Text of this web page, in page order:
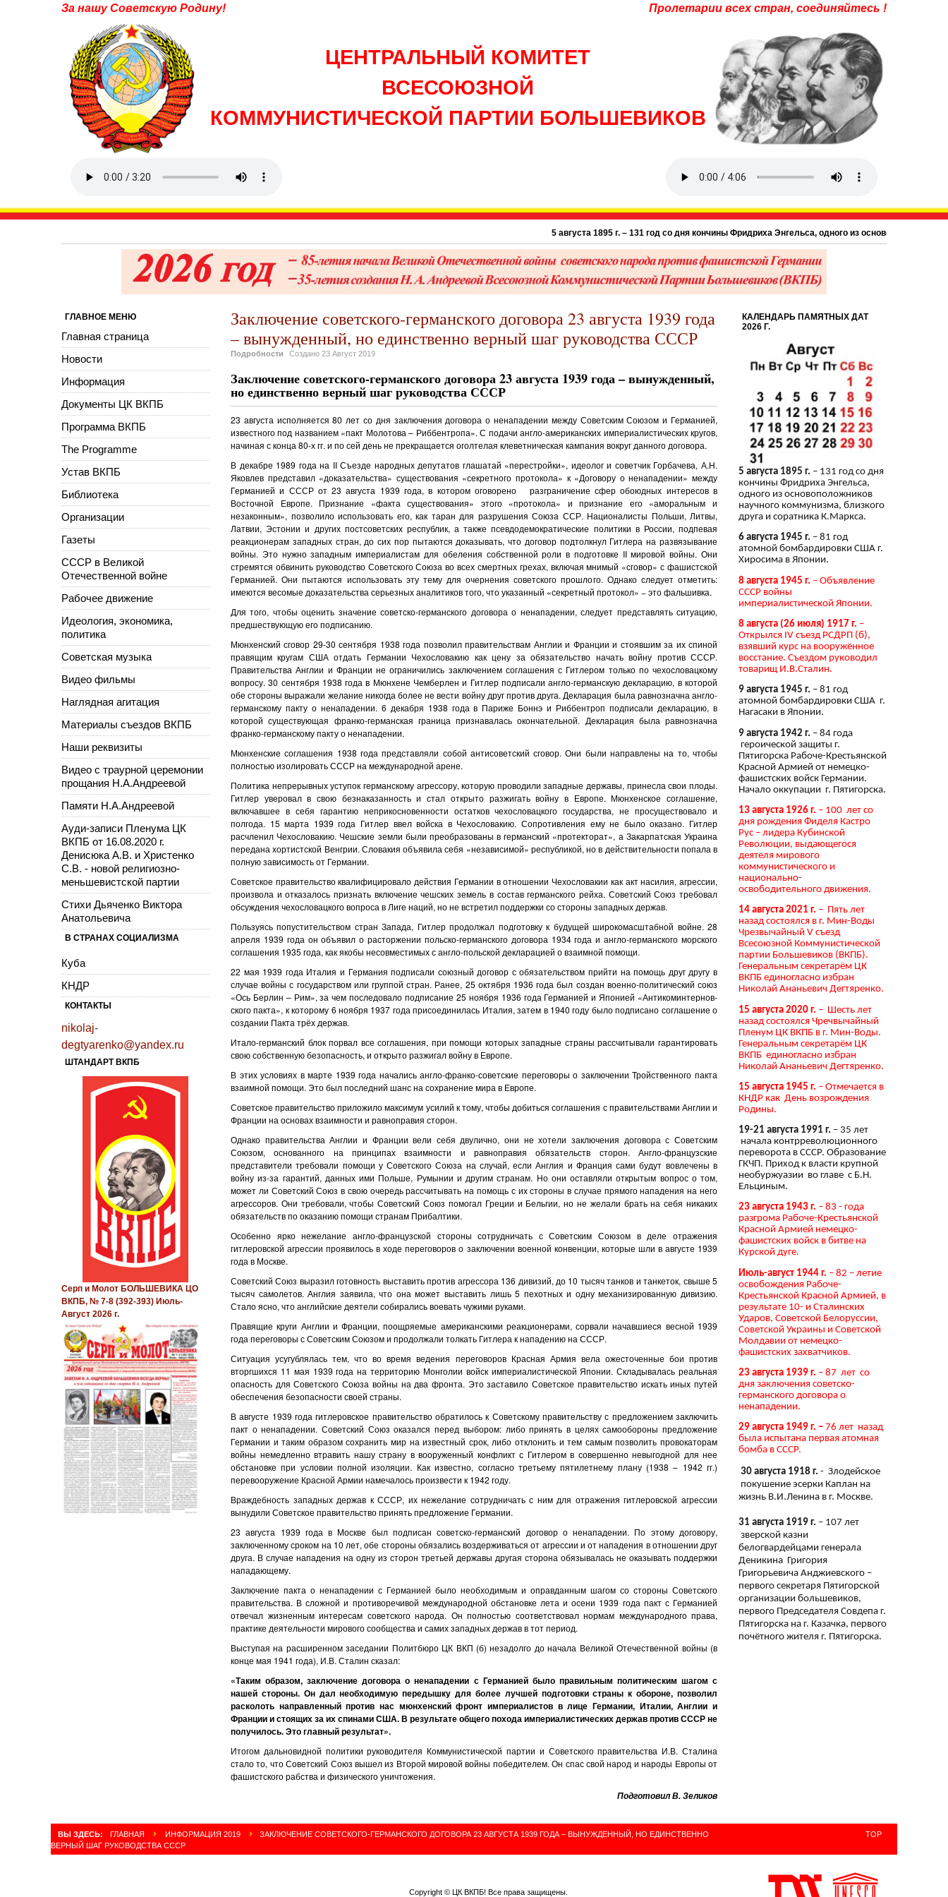
За нашу Советскую Родину! Пролетарии всех стран, соединяйтесь !
ЦЕНТРАЛЬНЫЙ КОМИТЕТ
ВСЕСОЮЗНОЙ
КОММУНИСТИЧЕСКОЙ ПАРТИИ БОЛЬШЕВИКОВ
5 августа 1895 г. – 131 год со дня кончины Фридриха Энгельса, одного из основоположников
Заключение советского-германского договора 23 августа 1939 года
– вынужденный, но единственно верный шаг руководства СССР
Подробности Создано 23 Август 2019
Заключение советского-германского договора 23 августа 1939 года – вынужденный,
но единственно верный шаг руководства СССР
23 августа исполняется 80 лет со дня заключения договора о ненападении между Советским Союзом и Германией,
известного под названием «пакт Молотова – Риббентропа». С подачи англо-американских империалистических кругов,
начиная с конца 80-х гг. и по сей день не прекращается оголтелая клеветническая кампания вокруг данного договора.
В декабре 1989 года на II Съезде народных депутатов глашатай «перестройки», идеолог и советчик Горбачева, А.Н.
Яковлев представил «доказательства» существования «секретного протокола» к «Договору о ненападении» между
Германией и СССР от 23 августа 1939 года, в котором оговорено разграничение сфер обоюдных интересов в
Восточной Европе. Признание «факта существования» этого «протокола» и признание его «аморальным и
незаконным», позволило использовать его, как таран для разрушения Союза ССР. Националисты Польши, Литвы,
Латвии, Эстонии и других постсоветских республик, а также псевдодемократические политики в России, подпевая
реакционерам западных стран, до сих пор пытаются доказывать, что договор подтолкнул Гитлера на развязывание
войны. Это нужно западным империалистам для обеления собственной роли в подготовке II мировой войны. Они
стремятся обвинить руководство Советского Союза во всех смертных грехах, включая мнимый «сговор» с фашистской
Германией. Они пытаются использовать эту тему для очернения советского прошлого. Однако следует отметить:
имеются весомые доказательства серьезных аналитиков того, что указанный «секретный протокол» − это фальшивка.
Для того, чтобы оценить значение советско-германского договора о ненападении, следует представлять ситуацию,
предшествующую его подписанию.
Мюнхенский сго­вор 29-30 сентября 1938 года позволил правительствам Англии и Франции и стоявшим за их спиной
правящим кругам США отдать Германии Чехословакию как цену за обязательство начать войну против СССР.
Правительства Англии и Франции не ограничились заключением соглашения с Гитлером только по чехословацкому
вопросу. 30 сентября 1938 года в Мюнхене Чемберлен и Гитлер подписали англо-германскую декларацию, в которой
обе стороны выражали желание никогда более не вести войну друг против друга. Декларация была равнозначна англо-
германскому пакту о ненападении. 6 декабря 1938 года в Париже Боннэ и Риббентроп подписали декларацию, в
которой существующая франко-германская граница признавалась окончательной. Декларация была равнозначна
франко-германскому пакту о ненападении.
Мюнхенские соглашения 1938 года представляли собой антисоветский сговор. Они были направлены на то, чтобы
полностью изолировать СССР на международной арене.
Политика непрерывных уступок германскому агрессору, которую проводили западные державы, принесла свои плоды.
Гитлер уверовал в свою безнаказанность и стал открыто разжигать войну в Европе. Мюнхенское соглашение,
включавшее в себя гарантию неприкосновенности остатков чехословацкого государства, не просуществовало и
полгода. 15 марта 1939 года Гитлер ввел войска в Чехословакию. Сопротивления ему не было оказано. Гитлер
расчленил Чехословакию. Чешские земли были преобразованы в германский «протекторат», а Закарпатская Украина
передана хортистской Венгрии. Словакия объявила себя «независимой» республикой, но в действительности попала в
полную зависимость от Германии.
Советское правительство квалифицировало действия Германии в отношении Чехословакии как акт насилия, агрессии,
произвола и отказалось признать включение чешских земель в состав германского рейха. Советский Союз требовал
обсуждения чехословацкого вопроса в Лиге наций, но не встретил поддержки со стороны западных держав.
Пользуясь попустительством стран Запада, Гитлер продолжал подготовку к будущей широкомасштабной войне. 28
апреля 1939 года он объявил о расторжении польско-германского договора 1934 года и англо-германского морского
соглашения 1935 года, как якобы несовместимых с англо-польской декларацией о взаимной помощи.
22 мая 1939 года Италия и Германия подписали союзный договор с обязательством прийти на помощь друг другу в
случае войны с государством или группой стран. Ранее, 25 октября 1936 года был создан военно-политический союз
«Ось Берлин – Рим», за чем по­сле­до­ва­ло под­пи­са­ние 25 ноября 1936 года Германи­ей и Япо­ни­ей «Ан­ти­ко­мин­тер­нов­
ско­го пак­та», к ко­то­ро­му 6 ноября 1937 года присоединилась Ита­лия, затем в 1940 году было подписано соглашение о
создании Пак­та трёх дер­жав.
Итало-германский блок порвал все соглашения, при помощи которых западные страны рассчитывали гарантировать
свою собственную безопасность, и открыто разжигал войну в Европе.
В этих условиях в марте 1939 года начались англо-франко-советские переговоры о заключении Тройственного пакта
взаимной помощи. Это был последний шанс на сохранение мира в Европе.
Советское правительство приложило максимум усилий к тому, чтобы добиться соглашения с правительствами Англии и
Франции на основах взаимности и равноправия сторон.
Однако правительства Англии и Франции вели себя двулично, они не хотели заключения договора с Советским
Союзом, основанного на принципах взаимности и равноправия обязательств сторон. Англо-французские
представители требовали помощи у Советского Союза на случай, если Англия и Франция сами будут вовлечены в
войну из-за гарантий, данных ими Польше, Румынии и другим странам. Но они оставляли открытым вопрос о том,
может ли Советский Союз в свою очередь рассчитывать на помощь с их стороны в случае прямого нападения на него
агрессоров. Они требовали, чтобы Советский Союз помогал Греции и Бельгии, но не желали брать на себя никаких
обязательств по оказанию помощи странам Прибалтики.
Особенно ярко нежелание англо-французской стороны сотрудничать с Советским Союзом в деле отражения
гитлеровской агрессии проявилось в ходе переговоров о заключении военной конвенции, которые шли в августе 1939
года в Москве.
Советский Союз выразил готовность выставить против агрессора 136 дивизий, до 10 тысяч танков и танкеток, свыше 5
тысяч самолетов. Англия заявила, что она может выставить лишь 5 пехотных и одну механизированную дивизию.
Стало ясно, что английские деятели собирались воевать чужими руками.
Правящие круги Англии и Франции, поощряемые американскими реакционерами, сорвали начавшиеся весной 1939
года переговоры с Советским Союзом и продолжали толкать Гитлера к нападению на СССР.
Ситуация усугублялась тем, что во время ведения переговоров Красная Армия вела ожесточенные бои против
вторгшихся 11 мая 1939 года на территорию Монголии войск империалистической Японии. Складывалась реальная
опасность для Советского Союза войны на два фронта. Это заставило Советское правительство искать иных путей
обеспечения безопасности своей страны.
В августе 1939 года гитлеровское правительство обратилось к Советскому правительству с предложением заключить
пакт о ненападении. Советский Союз оказался перед выбором: либо принять в целях самообороны предложение
Германии и таким образом сохранить мир на известный срок, либо отклонить и тем самым позволить провокаторам
войны немедленно втравить нашу страну в вооруженный конфликт с Гитлером в совершенно невыгодной для нее
обстановке при условии полной изоляции. Как известно, согласно третьему пятилетнему плану (1938 – 1942 гг.)
перевооружение Красной Армии намечалось произвести к 1942 году.
Враждебность западных держав к СССР, их нежелание сотрудничать с ним для отражения гитлеровской агрессии
вынудили Советское правительство принять предложение Германии.
23 августа 1939 года в Москве был подписан советско-германский договор о ненападении. По этому договору,
заключенному сроком на 10 лет, обе стороны обязались воздерживаться от агрессии и от нападения в отношении друг
друга. В случае нападения на одну из сторон третьей державы другая сторона обязывалась не оказывать поддержки
нападающему.
Заключение пакта о ненападении с Германией было необходимым и оправданным шагом со стороны Советского
правительства. В сложной и противоречивой международной обстановке лета и осени 1939 года пакт с Германией
отвечал жизненным интересам советского народа. Он полностью соответствовал нормам международного права,
практике деятельности мирового сообщества и самих западных держав в тот период.
Выступая на расширенном заседании Политбюро ЦК ВКП (б) незадолго до начала Великой Отечественной войны (в
конце мая 1941 года), И.В. Сталин сказал:
«Таким образом, заключение договора о ненападении с Германией было правильным политическим шагом с
нашей стороны. Он дал необходимую передышку для более лучшей подготовки страны к обороне, позволил
расколоть направленный против нас мюнхенский фронт империалистов в лице Германии, Италии, Англии и
Франции и стоящих за их спинами США. В результате общего похода империалистических держав против СССР не
получилось. Это главный результат».
Итогом дальновидной политики руководителя Коммунистической партии и Советского правительства И.В. Сталина
стало то, что Советский Союз вышел из Второй мировой войны победителем. Он спас свой народ и народы Европы от
фашистского рабства и физического уничтожения.
Подготовил В. Зеликов
ГЛАВНОЕ МЕНЮ
Главная страница
Новости
Информация
Документы ЦК ВКПБ
Программа ВКПБ
The Programme
Устав ВКПБ
Библиотека
Организации
Газеты
СССР в Великой
Отечественной войне
Рабочее движение
Идеология, экономика,
политика
Советская музыка
Видео фильмы
Наглядная агитация
Материалы съездов ВКПБ
Наши реквизиты
Видео с траурной церемонии
прощания Н.А.Андреевой
Памяти Н.А.Андреевой
Ауди-записи Пленума ЦК
ВКПБ от 16.08.2020 г.
Денисюка А.В. и Христенко
С.В. - новой религиозно-
меньшевистской партии
Стихи Дьяченко Виктора
Анатольевича
В СТРАНАХ СОЦИАЛИЗМА
Куба
КНДР
КОНТАКТЫ
nikolaj-
degtyarenko@yandex.ru
ШТАНДАРТ ВКПБ
Серп и Молот БОЛЬШЕВИКА ЦО
ВКПБ, № 7-8 (392-393) Июль-
Август 2026 г.
КАЛЕНДАРЬ ПАМЯТНЫХ ДАТ
2026 Г.
5 августа 1895 г. – 131 год со дня
кончины Фридриха Энгельса,
одного из основоположников
научного коммунизма, близкого
друга и соратника К.Маркса.
6 августа 1945 г. – 81 год
атомной бомбардировки США г.
Хиросима в Японии.
8 августа 1945 г. – Объявление
СССР войны
империалистической Японии.
8 августа (26 июля) 1917 г. –
Открылся IV съезд РСДРП (б),
взявший курс на вооружённое
восстание. Съездом руководил
товарищ И.В.Сталин.
9 августа 1945 г. – 81 год
атомной бомбардировки США г.
Нагасаки в Японии.
9 августа 1942 г. – 84 года
героической защиты г.
Пятигорска Рабоче-Крестьянской
Красной Армией от немецко-
фашистских войск Германии.
Начало оккупации г. Пятигорска.
13 августа 1926 г. – 100 лет со
дня рождения Фиделя Кастро
Рус – лидера Кубинской
Революции, выдающегося
деятеля мирового
коммунистического и
национально-
освободительного движения.
14 августа 2021 г. – Пять лет
назад состоялся в г. Мин-Воды
Чрезвычайный V съезд
Всесоюзной Коммунистической
партии Большевиков (ВКПБ).
Генеральным секретарём ЦК
ВКПБ единогласно избран
Николай Ананьевич Дегтяренко.
15 августа 2020 г. – Шесть лет
назад состоялся Чречвычайный
Пленум ЦК ВКПБ в г. Мин-Воды.
Генеральным секретарём ЦК
ВКПБ единогласно избран
Николай Ананьевич Дегтяренко.
15 августа 1945 г. – Отмечается в
КНДР как День возрождения
Родины.
19-21 августа 1991 г. – 35 лет
начала контрреволюционного
переворота в СССР. Образование
ГКЧП. Приход к власти крупной
необуржуазии во главе с Б.Н.
Ельциным.
23 августа 1943 г. – 83 - года
разгрома Рабоче-Крестьянской
Красной Армией немецко-
фашистских войск в битве на
Курской дуге.
Июль-август 1944 г. – 82 – летие
освобождения Рабоче-
Крестьянской Красной Армией, в
результате 10- и Сталинских
Ударов, Советской Белоруссии,
Советской Украины и Советской
Молдавии от немецко-
фашистских захватчиков.
23 августа 1939 г. – 87 лет со
дня заключения советско-
германского договора о
ненападении.
29 августа 1949 г. – 76 лет назад
была испытана первая атомная
бомба в СССР.
30 августа 1918 г. - Злодейское
покушение эсерки Каплан на
жизнь В.И.Ленина в г. Москве.
31 августа 1919 г. – 107 лет
зверской казни
белогвардейцами генерала
Деникина Григория
Григорьевича Анджиевского –
первого секретаря Пятигорской
организации большевиков,
первого Председателя Совдепа г.
Пятигорска на г. Казачка, первого
почётного жителя г. Пятигорска.
ВЫ ЗДЕСЬ: ГЛАВНАЯ ИНФОРМАЦИЯ 2019
ЗАКЛЮЧЕНИЕ СОВЕТСКОГО-ГЕРМАНСКОГО ДОГОВОРА 23 АВГУСТА 1939 ГОДА – ВЫНУЖДЕННЫЙ, НО ЕДИНСТВЕННО
ВЕРНЫЙ ШАГ РУКОВОДСТВА СССР
TOP
Copyright © ЦК ВКПБ! Все права защищены.